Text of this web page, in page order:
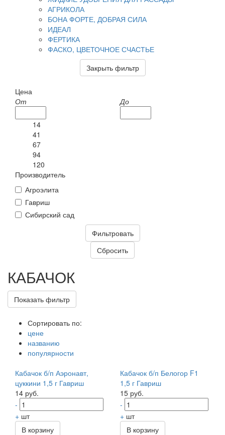
АГРИКОЛА
БОНА ФОРТЕ, ДОБРАЯ СИЛА
ИДЕАЛ
ФЕРТИКА
ФАСКО, ЦВЕТОЧНОЕ СЧАСТЬЕ
Закрыть фильтр
Цена
От
До
14
41
67
94
120
Производитель
Агроэлита
Гавриш
Сибирский сад
КАБАЧОК
Показать фильтр
Сортировать по:
цене
названию
популярности
Кабачок б/п Аэронавт,
цуккини 1,5 г Гавриш
14 руб.
-
+ шт
В корзину
Кабачок б/п Белогор F1
1,5 г Гавриш
15 руб.
-
+ шт
В корзину